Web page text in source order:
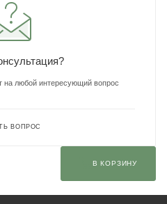
на любой интересующий вопрос
ВОПРОС
В КОРЗИНУ